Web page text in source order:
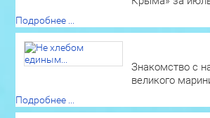
Подробнее ...
Знакомство с
великого
Подробнее ...